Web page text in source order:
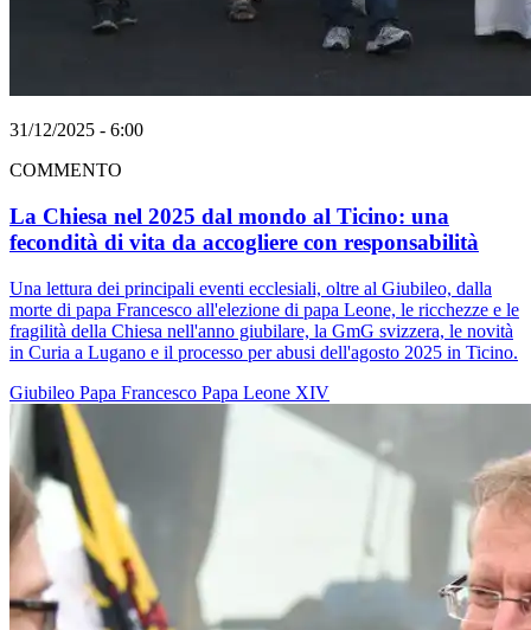
31/12/2025 - 6:00
COMMENTO
La Chiesa nel 2025 dal mondo al Ticino: una
fecondità di vita da accogliere con responsabilità
Una lettura dei principali eventi ecclesiali, oltre al Giubileo, dalla
morte di papa Francesco all'elezione di papa Leone, le ricchezze e le
fragilità della Chiesa nell'anno giubilare, la GmG svizzera, le novità
in Curia a Lugano e il processo per abusi dell'agosto 2025 in Ticino.
Giubileo Papa Francesco Papa Leone XIV